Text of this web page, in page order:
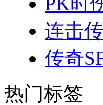
连击
传奇
热门标签